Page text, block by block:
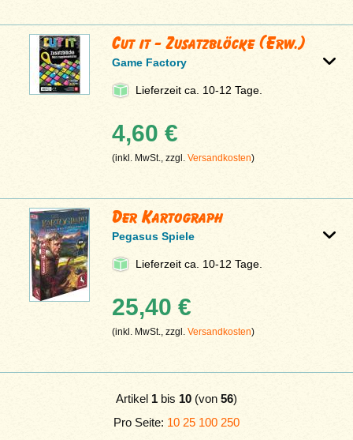
Cut it - Zusatzblöcke (Erw.)
Game Factory
Lieferzeit ca. 10-12 Tage.
4,60 €
(inkl. MwSt., zzgl.Versandkosten)
Der Kartograph
Pegasus Spiele
Lieferzeit ca. 10-12 Tage.
25,40 €
(inkl. MwSt., zzgl.Versandkosten)
Artikel 1 bis 10 (von 56)
Pro Seite: 10 25 100 250